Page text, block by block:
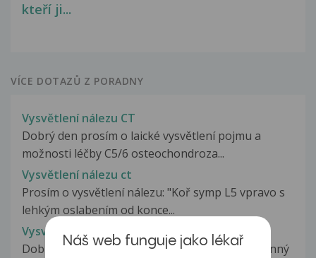
kteří ji...
VÍCE DOTAZŮ Z PORADNY
Vysvětlení nálezu CT
Dobrý den prosím o laické vysvětlení pojmu a
možnosti léčby C5/6 osteochondroza...
Vysvětlení nálezu ct
Prosím o vysvětlení nálezu: "Koř symp L5 vpravo s
lehkým oslabením od konce...
Vysvětlení nálezu CT, vyhřezlá ploténka
Dobrý den...Nález z CT: Paramediální pravostranný
Náš web funguje jako lékař